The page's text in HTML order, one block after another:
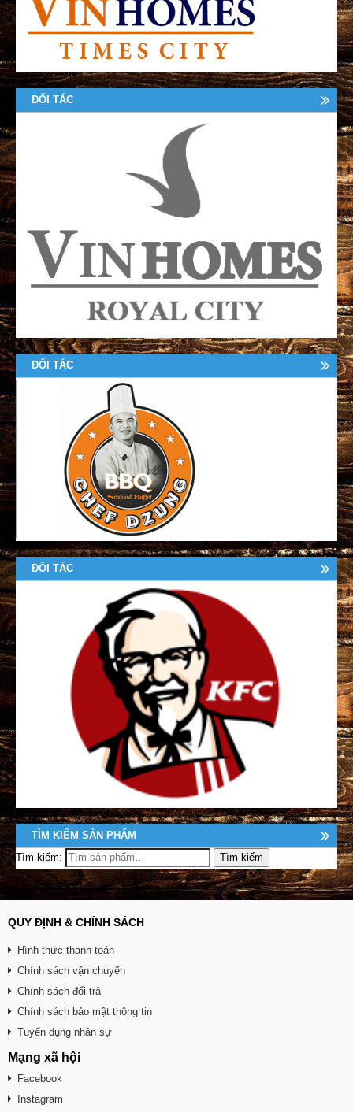
ĐỐI TÁC
ĐỐI TÁC
ĐỐI TÁC
TÌM KIẾM SẢN PHẨM
Tìm kiếm:
QUY ĐỊNH & CHÍNH SÁCH
Hình thức thanh toán
Chính sách vận chuyển
Chính sách đổi trả
Chính sách bảo mật thông tin
Tuyển dụng nhân sự
Mạng xã hội
Facebook
Instagram